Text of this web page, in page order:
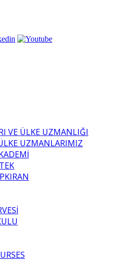
VE ÜLKE UZMANLIĞI
UZMANLARIMIZ